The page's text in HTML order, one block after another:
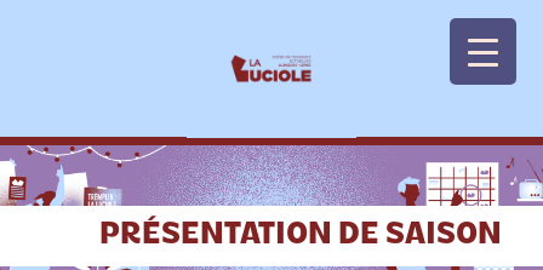
PRÉSENTATION DE SAISON